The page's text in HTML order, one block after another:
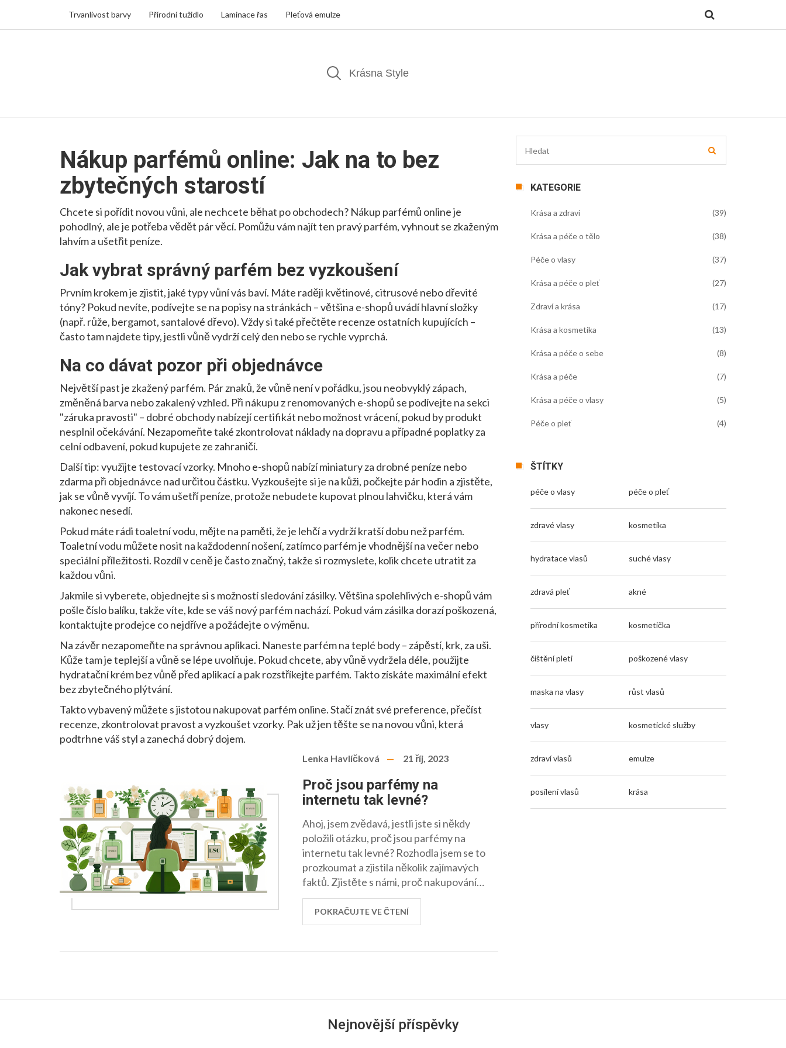
Trvanlivost barvy Přírodní tužidlo Laminace řas Pleťová emulze
Nákup parfémů online: Jak na to bez
zbytečných starostí
Chcete si pořídit novou vůni, ale nechcete běhat po obchodech? Nákup parfémů online je
pohodlný, ale je potřeba vědět pár věcí. Pomůžu vám najít ten pravý parfém, vyhnout se zkaženým
lahvím a ušetřit peníze.
Jak vybrat správný parfém bez vyzkoušení
Prvním krokem je zjistit, jaké typy vůní vás baví. Máte raději květinové, citrusové nebo dřevité
tóny? Pokud nevíte, podívejte se na popisy na stránkách – většina e-shopů uvádí hlavní složky
(např. růže, bergamot, santalové dřevo). Vždy si také přečtěte recenze ostatních kupujících –
často tam najdete tipy, jestli vůně vydrží celý den nebo se rychle vyprchá.
Na co dávat pozor při objednávce
Největší past je zkažený parfém. Pár znaků, že vůně není v pořádku, jsou neobvyklý zápach,
změněná barva nebo zakalený vzhled. Při nákupu z renomovaných e-shopů se podívejte na sekci
"záruka pravosti" – dobré obchody nabízejí certifikát nebo možnost vrácení, pokud by produkt
nesplnil očekávání. Nezapomeňte také zkontrolovat náklady na dopravu a případné poplatky za
celní odbavení, pokud kupujete ze zahraničí.
Další tip: využijte testovací vzorky. Mnoho e-shopů nabízí miniatury za drobné peníze nebo
zdarma při objednávce nad určitou částku. Vyzkoušejte si je na kůži, počkejte pár hodin a zjistěte,
jak se vůně vyvíjí. To vám ušetří peníze, protože nebudete kupovat plnou lahvičku, která vám
nakonec nesedí.
Pokud máte rádi toaletní vodu, mějte na paměti, že je lehčí a vydrží kratší dobu než parfém.
Toaletní vodu můžete nosit na každodenní nošení, zatímco parfém je vhodnější na večer nebo
speciální příležitosti. Rozdíl v ceně je často značný, takže si rozmyslete, kolik chcete utratit za
každou vůni.
Jakmile si vyberete, objednejte si s možností sledování zásilky. Většina spolehlivých e-shopů vám
pošle číslo balíku, takže víte, kde se váš nový parfém nachází. Pokud vám zásilka dorazí poškozená,
kontaktujte prodejce co nejdříve a požádejte o výměnu.
Na závěr nezapomeňte na správnou aplikaci. Naneste parfém na teplé body – zápěstí, krk, za uši.
Kůže tam je teplejší a vůně se lépe uvolňuje. Pokud chcete, aby vůně vydržela déle, použijte
hydratační krém bez vůně před aplikací a pak rozstříkejte parfém. Takto získáte maximální efekt
bez zbytečného plýtvání.
Takto vybavený můžete s jistotou nakupovat parfém online. Stačí znát své preference, přečíst
recenze, zkontrolovat pravost a vyzkoušet vzorky. Pak už jen těšte se na novou vůni, která
podtrhne váš styl a zanechá dobrý dojem.
Lenka Havlíčková 21 říj, 2023
Proč jsou parfémy na
internetu tak levné?
Ahoj, jsem zvědavá, jestli jste si někdy
položili otázku, proč jsou parfémy na
internetu tak levné? Rozhodla jsem se to
prozkoumat a zjistila několik zajímavých
faktů. Zjistěte s námi, proč nakupování
parfémů online může šetřit nejen vaše
peněženky, ale také váš čas. Přečtěte si náš
článek a buďte informováni o všem, co
internetu.
POKRAČUJTE VE ČTENÍ
KATEGORIE
Krása a zdraví (39)
Krása a péče o tělo (38)
Péče o vlasy (37)
Krása a péče o pleť (27)
Zdraví a krása (17)
Krása a kosmetika (13)
Krása a péče o sebe (8)
Krása a péče (7)
Krása a péče o vlasy (5)
Péče o pleť (4)
ŠTÍTKY
péče o vlasy péče o pleť
zdravé vlasy kosmetika
hydratace vlasů suché vlasy
zdravá pleť akné
přírodní kosmetika kosmetička
čištění pleti poškozené vlasy
maska na vlasy růst vlasů
vlasy kosmetické služby
zdraví vlasů emulze
posílení vlasů krása
Nejnovější příspěvky